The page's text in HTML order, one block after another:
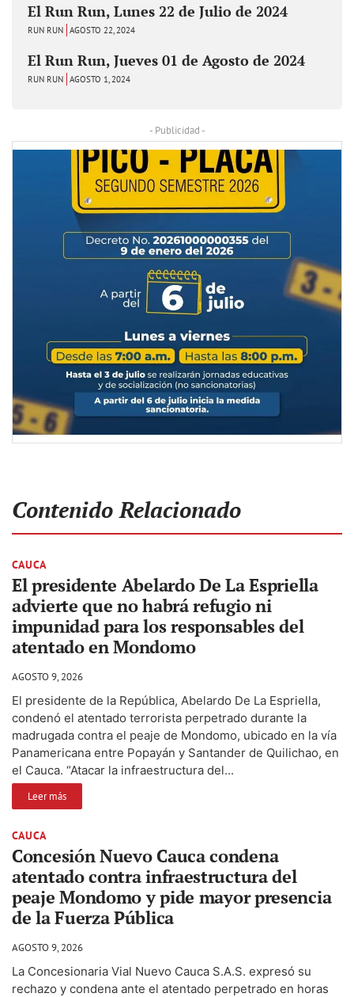
El Run Run, Lunes 22 de Julio de 2024
RUN RUN AGOSTO 22, 2024
El Run Run, Jueves 01 de Agosto de 2024
RUN RUN AGOSTO 1, 2024
- Publicidad -
Contenido Relacionado
CAUCA
El presidente Abelardo De La Espriella
advierte que no habrá refugio ni
impunidad para los responsables del
atentado en Mondomo
AGOSTO 9, 2026
El presidente de la República, Abelardo De La Espriella,
condenó el atentado terrorista perpetrado durante la
madrugada contra el peaje de Mondomo, ubicado en la vía
Panamericana entre Popayán y Santander de Quilichao, en
el Cauca. “Atacar la infraestructura del...
Leer más
CAUCA
Concesión Nuevo Cauca condena
atentado contra infraestructura del
peaje Mondomo y pide mayor presencia
de la Fuerza Pública
AGOSTO 9, 2026
La Concesionaria Vial Nuevo Cauca S.A.S. expresó su
rechazo y condena ante el atentado perpetrado en horas